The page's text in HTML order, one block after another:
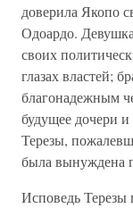
доверила Якопо
Одоардо.
своих
глазах властей;
благонадежным
будущее дочери
Терезы,
была вынуждена
Исповедь Терезы